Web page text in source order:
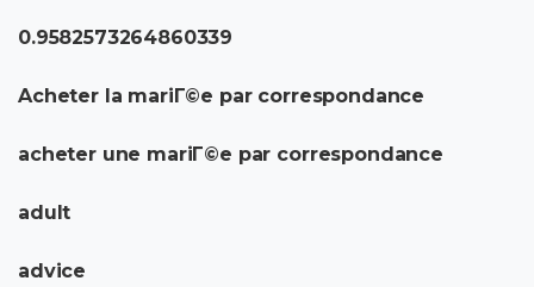
0.9582573264860339
Acheter la mariГ©e par correspondance
acheter une mariГ©e par correspondance
adult
advice